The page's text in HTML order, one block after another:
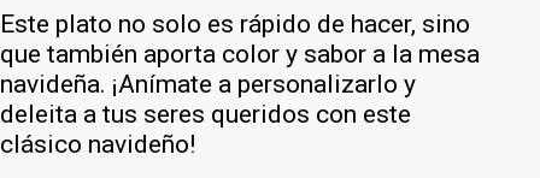
Este plato no solo es rápido de hacer, sino
que también aporta color y sabor a la mesa
navideña. ¡Anímate a personalizarlo y
deleita a tus seres queridos con este
clásico navideño!